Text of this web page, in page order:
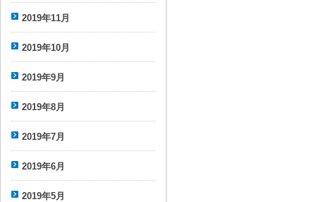
2019年11月
2019年10月
2019年9月
2019年8月
2019年7月
2019年6月
2019年5月